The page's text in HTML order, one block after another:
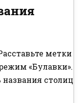
метки
«Булавки».
столиц